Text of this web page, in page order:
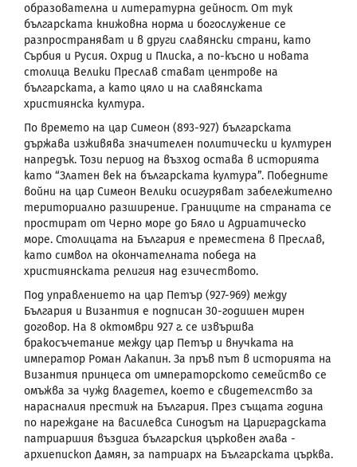
образователна и литературна дейност. От тук
българската книжовна норма и богослужение се
разпространяват и в други славянски страни, като
Сърбия и Русия. Охрид и Плиска, а по-късно и новата
столица Велики Преслав стават центрове на
българската, а като цяло и на славянската
християнска култура.
По времето на цар Симеон (893-927) българската
държава изживява значителен политически и културен
напредък. Този период на възход остава в историята
като “Златен век на българската култура”. Победните
войни на цар Симеон Велики осигуряват забележително
териториално разширение. Границите на страната се
простират от Черно море до Бяло и Адриатическо
море. Столицата на България е преместена в Преслав,
като символ на окончателната победа на
християнската религия над езичеството.
Под управлението на цар Петър (927-969) между
България и Византия е подписан 30-годишен мирен
договор. На 8 октомври 927 г. се извършва
бракосъчетание между цар Петър и внучката на
император Роман Лакапин. За пръв път в историята на
Византия принцеса от императорското семейство се
омъжва за чужд владетел, което е свидетелство за
нарасналия престиж на България. През същата година
по нареждане на василевса Синодът на Цариградската
патриаршия въздига българския църковен глава -
архиепископ Дамян, за патриарх на Българската църква.